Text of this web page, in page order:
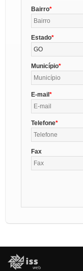
Bairro
Estado
GO
Município
E-mail
Telefone
Fax